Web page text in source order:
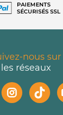
PAIEMENTS
SÉCURISÉS SSL
nous sur
les réseaux